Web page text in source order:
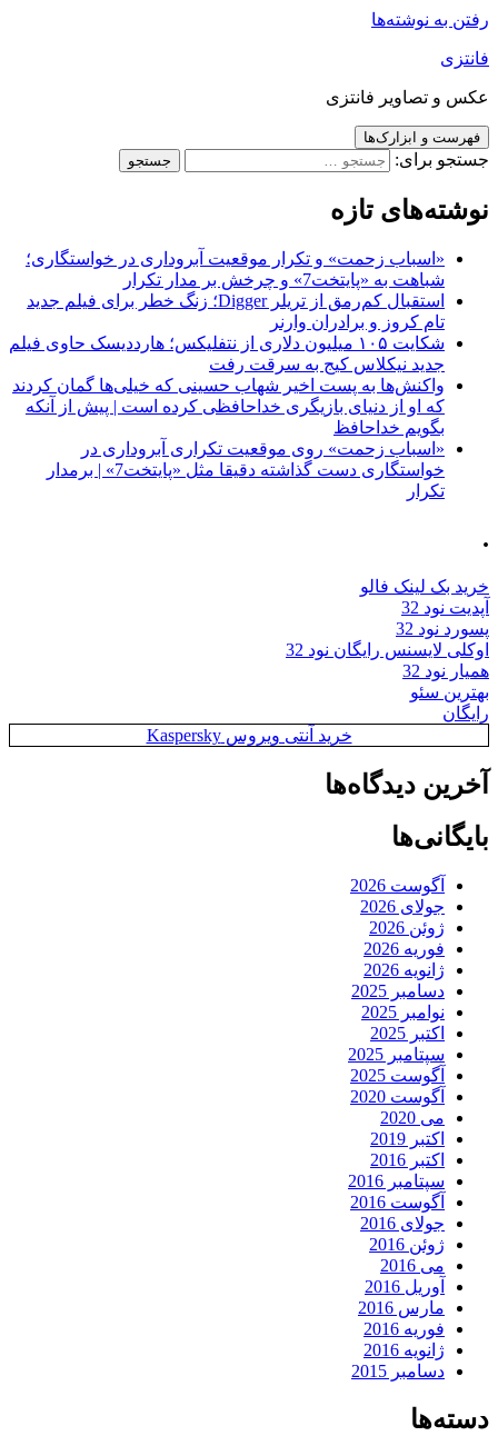
رفتن به نوشته‌ها
فانتزی
عکس و تصاویر فانتزی
فهرست و ابزارک‌ها
جستجو برای:
نوشته‌های تازه
«اسباب زحمت» و تکرار موقعیت آبروداری در خواستگاری؛
شباهت به «پایتخت7» و چرخش بر مدار تکرار
استقبال کم‌رمق از تریلر Digger؛ زنگ خطر برای فیلم جدید
تام کروز و برادران وارنر
شکایت ۱۰۵ میلیون دلاری از نتفلیکس؛ هارددیسک حاوی فیلم
جدید نیکلاس کیج به سرقت رفت
واکنش‌ها به پست اخیر شهاب حسینی که خیلی‌ها گمان کردند
که او از دنیای بازیگری خداحافظی کرده است | پیش از آنکه
بگویم خداحافظ
«اسباب زحمت» روی موقعیت تکراری آبروداری در
خواستگاری دست گذاشته دقیقا مثل «پایتخت7» | برمدار
تکرار
.
خرید بک لینک فالو
آپدیت نود 32
پسورد نود 32
اوکلی لایسنس رایگان نود 32
همیار نود 32
بهترین سئو
رایگان
خرید آنتی ویروس Kaspersky
آخرین دیدگاه‌ها
بایگانی‌ها
آگوست 2026
جولای 2026
ژوئن 2026
فوریه 2026
ژانویه 2026
دسامبر 2025
نوامبر 2025
اکتبر 2025
سپتامبر 2025
آگوست 2025
آگوست 2020
می 2020
اکتبر 2019
اکتبر 2016
سپتامبر 2016
آگوست 2016
جولای 2016
ژوئن 2016
می 2016
آوریل 2016
مارس 2016
فوریه 2016
ژانویه 2016
دسامبر 2015
دسته‌ها